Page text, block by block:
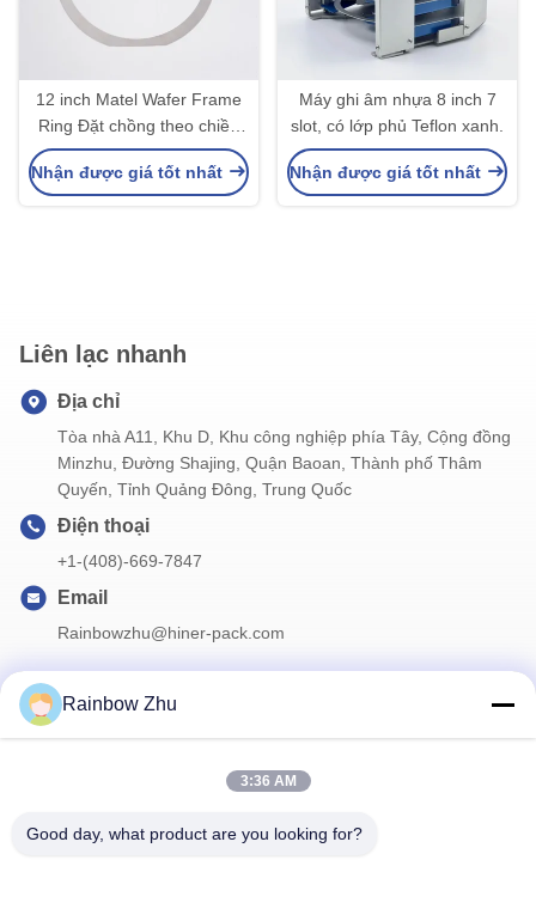
12 inch Matel Wafer Frame
Ring Đặt chồng theo chiều
dọc với hộp vận chuyển
Wafer
Nhận được giá tốt nhất
Máy ghi âm nhựa 8 inch 7
slot, có lớp phủ Teflon xanh.
Nhận được giá tốt nhất
Liên lạc nhanh
Địa chỉ
Tòa nhà A11, Khu D, Khu công nghiệp phía Tây, Cộng đồng
Minzhu, Đường Shajing, Quận Baoan, Thành phố Thâm
Quyến, Tỉnh Quảng Đông, Trung Quốc
Điện thoại
+1-(408)-669-7847
Email
Rainbowzhu@hiner-pack.com
nữa.
Rainbow Zhu
3:36 AM
Good day, what product are you looking for?